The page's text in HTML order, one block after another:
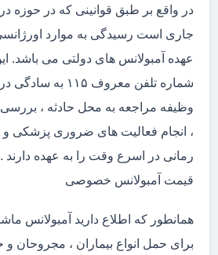
در واقع بر طبق قوانینی که در حوزه
جاری است رسیدگی به موارد
عهده آمبولانس های دولتی می باشد.
شماره تلفن معروف
وظیفه مراجعه به محل حادثه ،
، انجام فعالیت های ضروری پزشکی و
رمانی در اسرع وقت را به عهده دارند .
قیمت آمبولانس خصوصی
همانطور که اطلاع دارید آمبولانس
برای حمل انواع بیماران ، مجروحان و